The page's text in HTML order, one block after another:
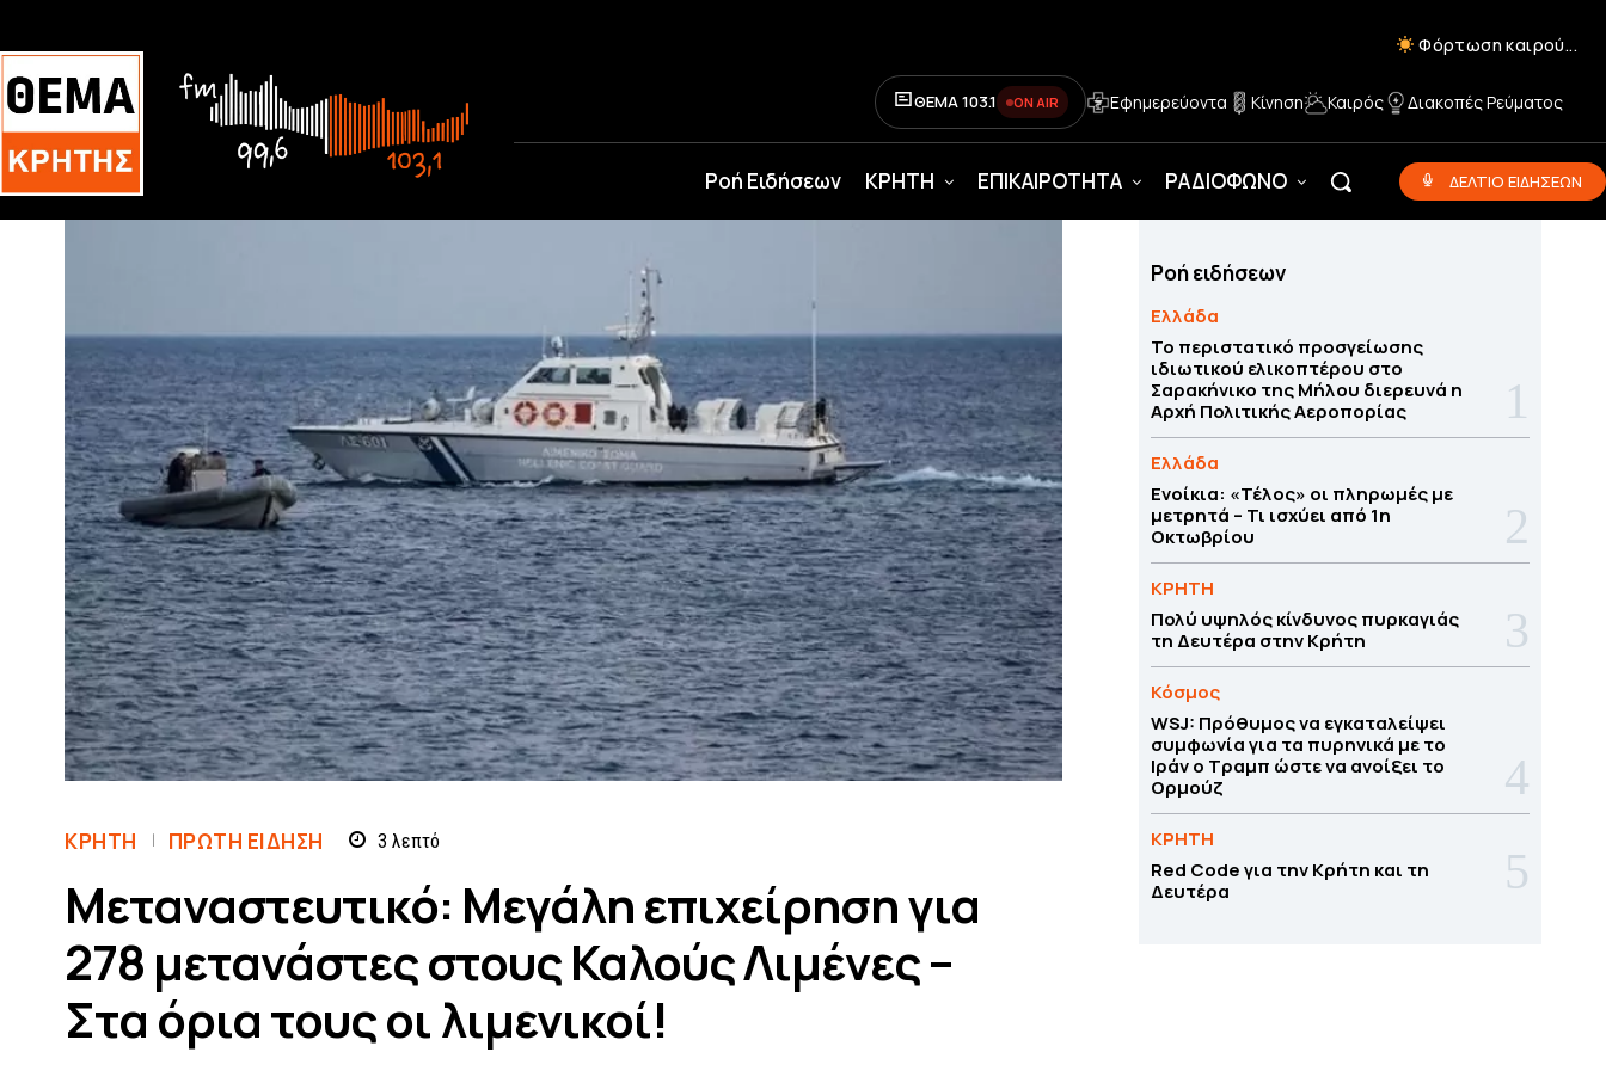
Φόρτωση καιρού...
ΘΕΜΑ 103.1 ON AIR Εφημερεύοντα Κίνηση Καιρός Διακοπές Ρεύματος
Ροή Ειδήσεων ΚΡΗΤΗ ΕΠΙΚΑΙΡΟΤΗΤΑ ΡΑΔΙΟΦΩΝΟ ΔΕΛΤΙΟ ΕΙΔΗΣΕΩΝ
ΚΡΗΤΗ ΠΡΏΤΗ ΕΊΔΗΣΗ 3 λεπτό
Μεταναστευτικό: Μεγάλη επιχείρηση για
278 μετανάστες στους Καλούς Λιμένες –
Στα όρια τους οι λιμενικοί!
Ροή ειδήσεων
Ελλάδα
Το περιστατικό προσγείωσης
ιδιωτικού ελικοπτέρου στο
Σαρακήνικο της Μήλου διερευνά η
Αρχή Πολιτικής Αεροπορίας
Ελλάδα
Ενοίκια: «Τέλος» οι πληρωμές με
μετρητά – Τι ισχύει από 1η
Οκτωβρίου
ΚΡΗΤΗ
Πολύ υψηλός κίνδυνος πυρκαγιάς
τη Δευτέρα στην Κρήτη
Κόσμος
WSJ: Πρόθυμος να εγκαταλείψει
συμφωνία για τα πυρηνικά με το
Ιράν ο Τραμπ ώστε να ανοίξει το
Ορμούζ
ΚΡΗΤΗ
Red Code για την Κρήτη και τη
Δευτέρα